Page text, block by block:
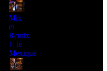
Mix
et
Remix
1: le
Mexique